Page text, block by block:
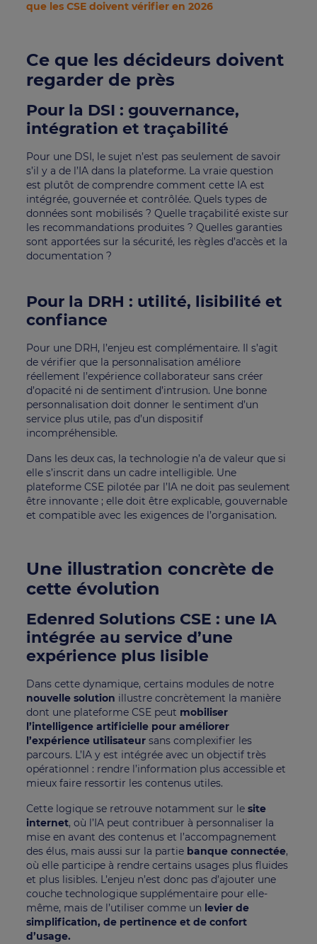
que les CSE doivent vérifier en 2026
Ce que les décideurs doivent
regarder de près
Pour la DSI : gouvernance,
intégration et traçabilité
Pour une DSI, le sujet n’est pas seulement de savoir
s’il y a de l’IA dans la plateforme. La vraie question
est plutôt de comprendre comment cette IA est
intégrée, gouvernée et contrôlée. Quels types de
données sont mobilisés ? Quelle traçabilité existe sur
les recommandations produites ? Quelles garanties
sont apportées sur la sécurité, les règles d’accès et la
documentation ?
Pour la DRH : utilité, lisibilité et
confiance
Pour une DRH, l’enjeu est complémentaire. Il s’agit
de vérifier que la personnalisation améliore
réellement l’expérience collaborateur sans créer
d’opacité ni de sentiment d’intrusion. Une bonne
personnalisation doit donner le sentiment d’un
service plus utile, pas d’un dispositif
incompréhensible.
Dans les deux cas, la technologie n’a de valeur que si
elle s’inscrit dans un cadre intelligible. Une
plateforme CSE pilotée par l’IA ne doit pas seulement
être innovante ; elle doit être explicable, gouvernable
et compatible avec les exigences de l’organisation.
Une illustration concrète de
cette évolution
Edenred Solutions CSE : une IA
intégrée au service d’une
expérience plus lisible
Dans cette dynamique, certains modules de notre
nouvelle solution illustre concrètement la manière
dont une plateforme CSE peut mobiliser
l’intelligence artificielle pour améliorer
l’expérience utilisateursans complexifier les
parcours. L’IA y est intégrée avec un objectif très
opérationnel : rendre l’information plus accessible et
mieux faire ressortir les contenus utiles.
Cette logique se retrouve notamment sur lesite
internet, où l’IA peut contribuer à personnaliser la
mise en avant des contenus et l’accompagnement
des élus, mais aussi sur la partie banque connectée,
où elle participe à rendre certains usages plus fluides
et plus lisibles. L’enjeu n’est donc pas d’ajouter une
couche technologique supplémentaire pour elle-
même, mais de l’utiliser comme un levier de
simplification, de pertinence et de confort
d’usage.